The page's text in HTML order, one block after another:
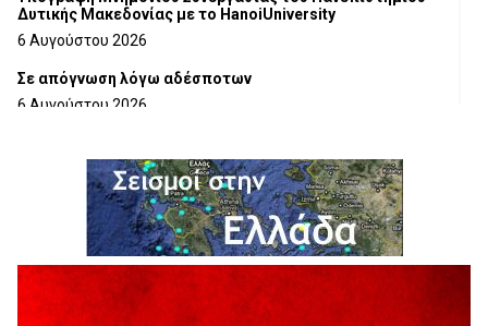
Δυτικής Μακεδονίας με το HanoiUniversity
6 Αυγούστου 2026
Σε απόγνωση λόγω αδέσποτων
6 Αυγούστου 2026
6 Αυγούστου 2026
Ολοκληρώνεται η ασφαλτόστρωση της οδού Περιβόλι –
6 Αυγούστου 2026
H παραδοχή λαθών είναι (και) δύναμη
5 Αυγούστου 2026